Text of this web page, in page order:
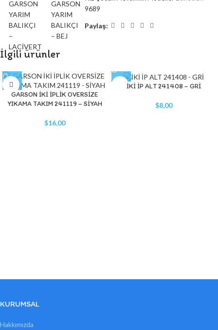
9689
Paylaş:
İlgili ürünler
GARSON İKİ İPLİK OVERSİZE
YIKAMA TAKIM 241119 – SİYAH
$16,00
İKİ İP ALT 241408 – GRİ
$8,00
KURUMSAL
Hakkımızda